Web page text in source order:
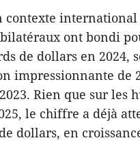
contexte international
bilatéraux ont bondi
de dollars en 2024,
impressionnante de
Rien que sur les
le chiffre a déjà
dollars, en